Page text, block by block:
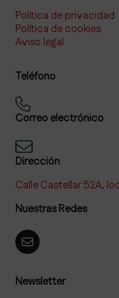
Política de privacidad
Política de cookies
Aviso legal
Teléfono
Correo electrónico
Dirección
Calle Castellar 52A,
Nuestras Redes
Newsletter